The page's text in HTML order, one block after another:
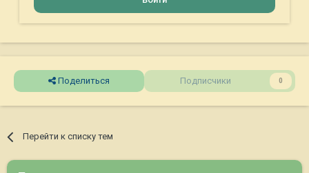
Поделиться Подписчики 0
Перейти к списку тем